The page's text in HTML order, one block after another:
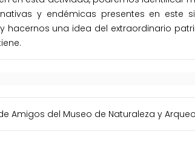
y endémicas presentes en este
hacernos una idea del extraordinario
Amigos del Museo de Naturaleza y